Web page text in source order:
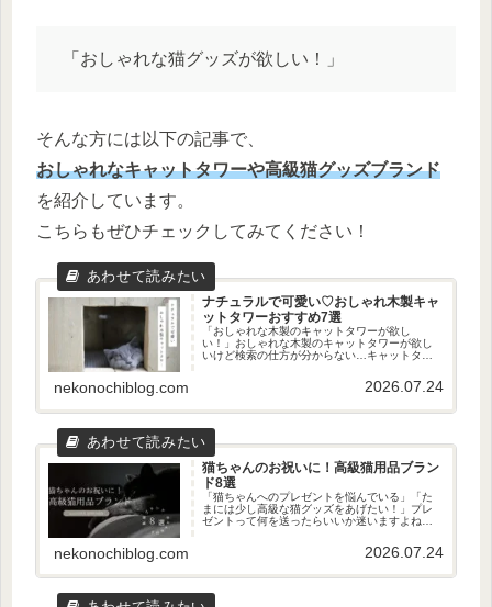
「おしゃれな猫グッズが欲しい！」
そんな方には以下の記事で、
おしゃれなキャットタワーや高級猫グッズブランド
を紹介しています。
こちらもぜひチェックしてみてください！
ナチュラルで可愛い♡おしゃれ木製キャ
ットタワーおすすめ7選
「おしゃれな木製のキャットタワーが欲し
い！」おしゃれな木製のキャットタワーが欲し
いけど検索の仕方が分からない…キャットタワ
ね。そんな方に、今回は「おしゃれな木製のキ
ャットタワー」を探してきたのでご紹...
nekonochiblog.com 2026.07.24
猫ちゃんのお祝いに！高級猫用品ブラン
ド8選
「猫ちゃんへのプレゼントを悩んでいる」「た
まには少し高級な猫グッズをあげたい！」プレ
ゼントって何を送ったらいいか迷いますよね…
級猫用品ブランドを紹介します。これを読め
ば、きっと欲しいものが見つかるは...
nekonochiblog.com 2026.07.24